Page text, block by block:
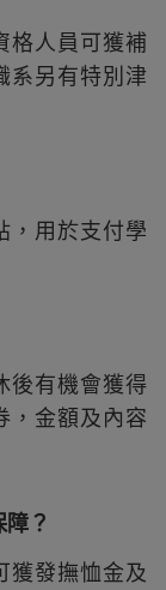
格人員可獲補
系另有特別津
，用於支付學
後有機會獲得
，金額及內容
？
獲發撫恤金及